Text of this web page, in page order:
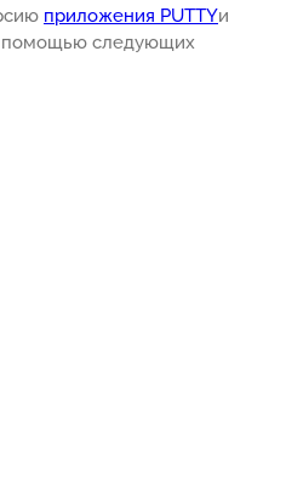
приложения PUTTYи
помощью следующих